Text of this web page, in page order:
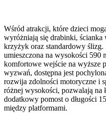
Wśród atrakcji, które dzieci
wyróżniają się drabinki, ścianka
krzyżyk oraz standardowy ślizg.
umieszczona na wysokości 590
komfortowe wejście na wyższe
wyzwań, dostępna jest
rozwija zdolności motoryczne i
różnej wysokości, pozwalają na
dodatkowy pomost o długości
między platformami.